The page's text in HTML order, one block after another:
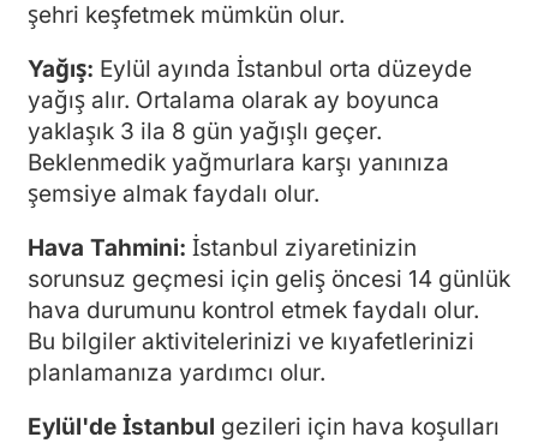
şehri keşfetmek mümkün olur.
Yağış: Eylül ayında İstanbul orta düzeyde
yağış alır. Ortalama olarak ay boyunca
yaklaşık 3 ila 8 gün yağışlı geçer.
Beklenmedik yağmurlara karşı yanınıza
şemsiye almak faydalı olur.
Hava Tahmini: İstanbul ziyaretinizin
sorunsuz geçmesi için geliş öncesi 14 günlük
hava durumunu kontrol etmek faydalı olur.
Bu bilgiler aktivitelerinizi ve kıyafetlerinizi
planlamanıza yardımcı olur.
Eylül'de İstanbul gezileri için hava koşulları